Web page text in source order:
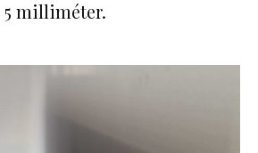
milliméter.